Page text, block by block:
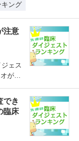
キング
注意
ェス
が注
でき
臨床